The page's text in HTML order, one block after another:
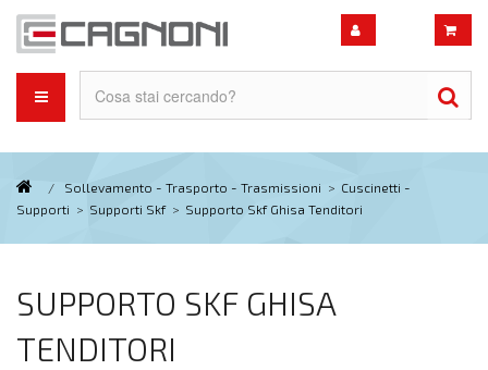
/ Sollevamento - Trasporto - Trasmissioni > Cuscinetti -
Supporti > Supporti Skf > Supporto Skf Ghisa Tenditori
SUPPORTO SKF GHISA
TENDITORI